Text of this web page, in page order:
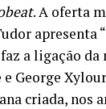
. A oferta
apresenta
a ligação
George
criada, nos